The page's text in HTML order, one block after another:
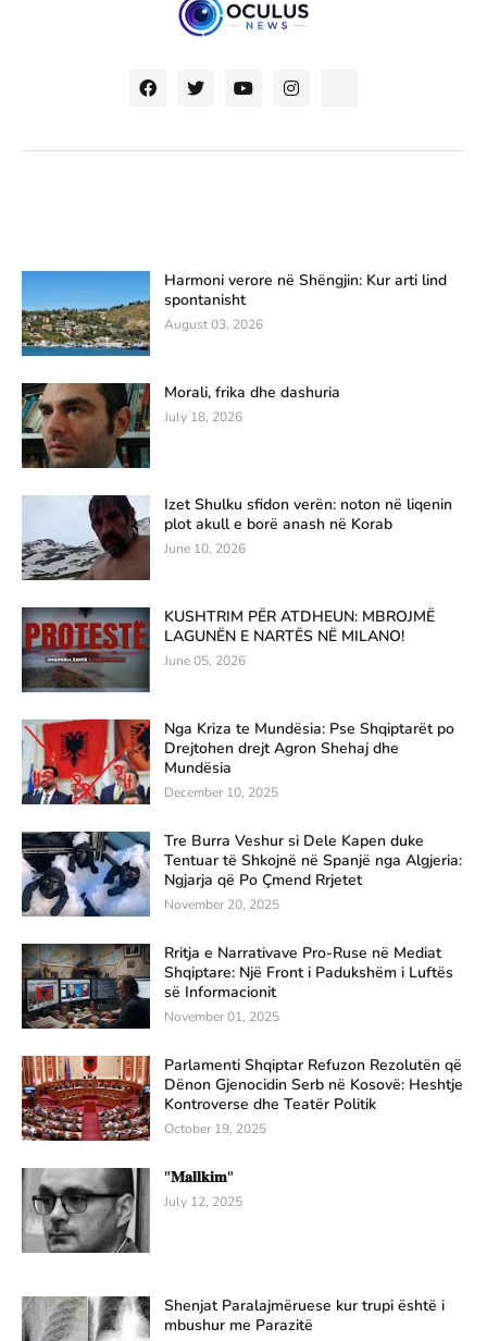
Harmoni verore në Shëngjin: Kur arti lind
spontanisht
August 03, 2026
Morali, frika dhe dashuria
July 18, 2026
Izet Shulku sfidon verën: noton në liqenin
plot akull e borë anash në Korab
June 10, 2026
KUSHTRIM PËR ATDHEUN: MBROJMË
LAGUNËN E NARTËS NË MILANO!
June 05, 2026
Nga Kriza te Mundësia: Pse Shqiptarët po
Drejtohen drejt Agron Shehaj dhe
Mundësia
December 10, 2025
Tre Burra Veshur si Dele Kapen duke
Tentuar të Shkojnë në Spanjë nga Algjeria:
Ngjarja që Po Çmend Rrjetet
November 20, 2025
Rritja e Narrativave Pro-Ruse në Mediat
Shqiptare: Një Front i Padukshëm i Luftës
së Informacionit
November 01, 2025
Parlamenti Shqiptar Refuzon Rezolutën që
Dënon Gjenocidin Serb në Kosovë: Heshtje
Kontroverse dhe Teatër Politik
October 19, 2025
"𝐌𝐚𝐥𝐥𝐤𝐢𝐦"
July 12, 2025
Shenjat Paralajmëruese kur trupi është i
mbushur me Parazitë